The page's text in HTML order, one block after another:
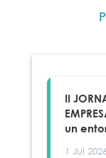
II
un
1 Jul